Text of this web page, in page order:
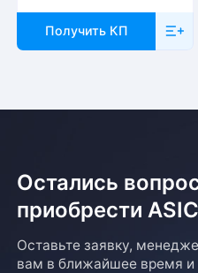
Получить КП
Остались
приобрести
Оставьте заявку,
вам в ближайшее время и